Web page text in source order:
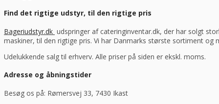
Find det rigtige udstyr, til den rigtige pris
Bageriudstyr.dk udspringer af cateringinventar.dk, der har solgt
maskiner, til den rigtige pris. Vi har Danmarks største sortiment
Udelukkende salg til erhverv. Alle priser på siden er ekskl. moms.
Adresse og åbningstider
Besøg os på: Rømersvej 33, 7430 Ikast